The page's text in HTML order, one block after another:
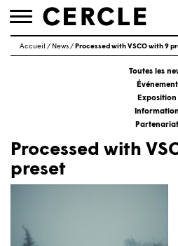
Toggle
Accueil / News/ Processed with VSCO with 9
Toutes les
Événement
Exposition
Information
Partenariat
Processed with
preset